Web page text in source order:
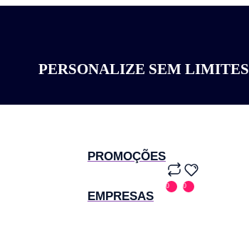
PERSONALIZE SEM LIMITES
PROMOÇÕES
EMPRESAS
0 0